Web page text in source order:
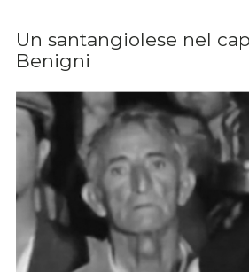
Un santangiolese nel
Benigni